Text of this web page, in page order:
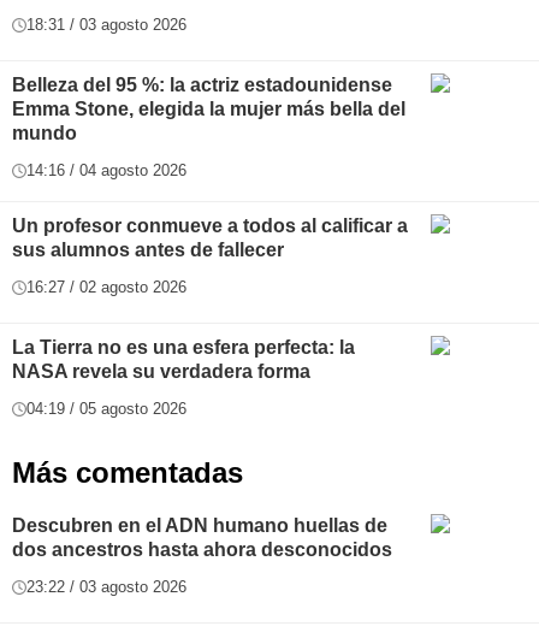
18:31 / 03 agosto 2026
Belleza del 95 %: la actriz estadounidense
Emma Stone, elegida la mujer más bella del
mundo
14:16 / 04 agosto 2026
Un profesor conmueve a todos al calificar a
sus alumnos antes de fallecer
16:27 / 02 agosto 2026
La Tierra no es una esfera perfecta: la
NASA revela su verdadera forma
04:19 / 05 agosto 2026
Más comentadas
Descubren en el ADN humano huellas de
dos ancestros hasta ahora desconocidos
23:22 / 03 agosto 2026